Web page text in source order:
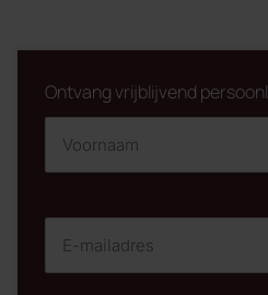
Ontvang vrijblijvend